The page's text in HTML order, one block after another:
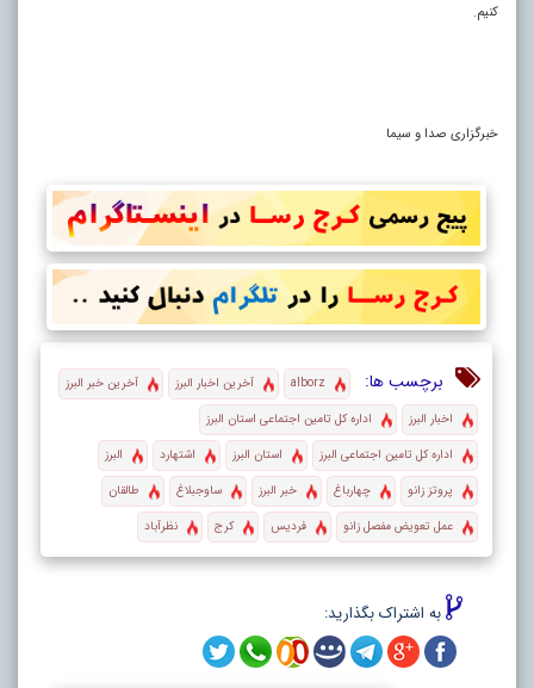
کنیم.
خبرگزاری صدا و سیما
برچسب ها: alborz آخرین اخبار البرز
آخرین خبر البرز
اخبار البرز
اداره کل تامین اجتماعی استان البرز
اداره کل تامین اجتماعی البرز
استان البرز اشتهارد
البرز
پروتز زانو
چهارباغ خبر البرز ساوجبلاغ
طالقان
عمل تعویض مفصل زانو
فردیس کرج نظرآباد
به اشتراک بگذارید: